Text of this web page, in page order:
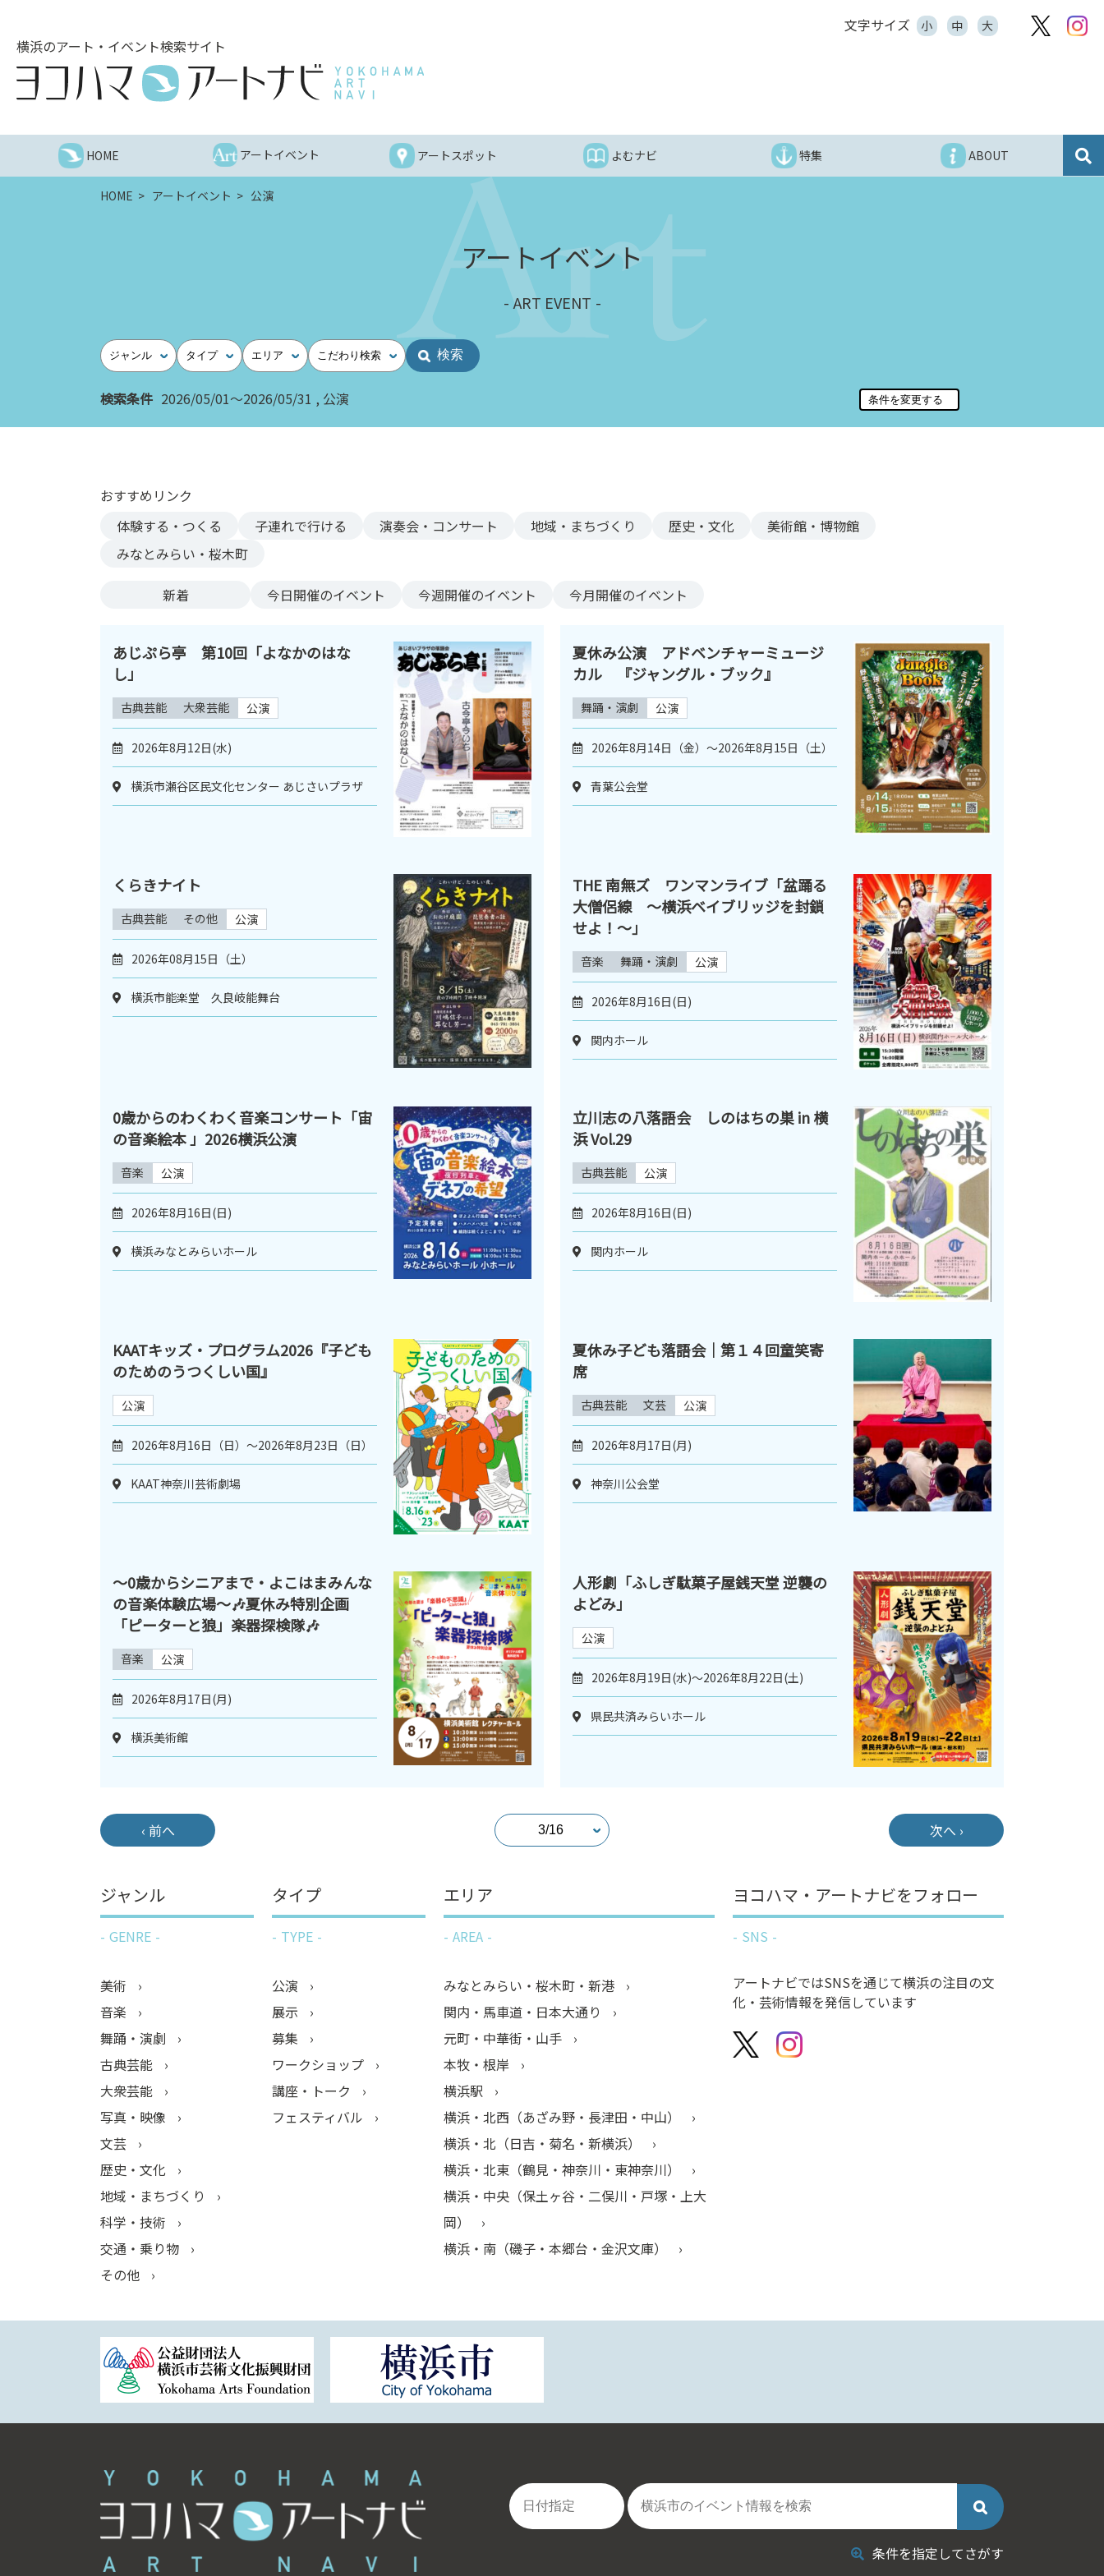
へ
文字サイズ 小 中 大
横浜のアート・イベント検索サイト
HOME アートイベント アートスポット よむナビ 特集 ABOUT
HOME アートイベント 公演
アートイベント
ART EVENT
ジャンル タイプ エリア こだわり検索
検索条件 2026/05/01～2026/05/31 公演
おすすめリンク
体験する・つくる
子連れで行ける 演奏会・コンサート 地域・まちづくり 歴史・文化
美術館・博物館
みなとみらい・桜木町
新着 今日開催のイベント 今週開催のイベント 今月開催のイベント
あじぷら亭 第10回「よなかのはな
し」
古典芸能 大衆芸能 公演
2026年8月12日(水)
横浜市瀬谷区民文化センター あじさいプラザ
夏休み公演 アドベンチャーミュージ
カル 『ジャングル・ブック』
舞踊・演劇 公演
2026年8月14日（金）～2026年8月15日（土）
青葉公会堂
くらきナイト
古典芸能 その他 公演
2026年08月15日（土）
横浜市能楽堂 久良岐能舞台
THE 南無ズ ワンマンライブ「盆踊る
大僧侶線 ～横浜ベイブリッジを封鎖
せよ！～｣
音楽 舞踊・演劇 公演
2026年8月16日(日)
関内ホール
0歳からのわくわく音楽コンサート「宙
の音楽絵本 」2026横浜公演
音楽 公演
2026年8月16日(日)
横浜みなとみらいホール
立川志の八落語会 しのはちの巣 in 横
浜 Vol.29
古典芸能 公演
2026年8月16日(日)
関内ホール
KAATキッズ・プログラム2026『子ども
のためのうつくしい国』
公演
2026年8月16日（日）～2026年8月23日（日）
KAAT神奈川芸術劇場
夏休み子ども落語会｜第１４回童笑寄
席
古典芸能 文芸 公演
2026年8月17日(月)
神奈川公会堂
〜0歳からシニアまで・よこはまみんな
の音楽体験広場〜🎶夏休み特別企画
「ピーターと狼」楽器探検隊🎶
音楽 公演
2026年8月17日(月)
横浜美術館
人形劇「ふしぎ駄菓子屋銭天堂 逆襲の
よどみ」
公演
2026年8月19日(水)～2026年8月22日(土)
県民共済みらいホール
‹ 前へ 次へ ›
ジャンル
GENRE
美術
音楽
舞踊・演劇
古典芸能
大衆芸能
写真・映像
文芸
歴史・文化
地域・まちづくり
科学・技術
交通・乗り物
その他
タイプ
TYPE
公演
展示
募集
ワークショップ
講座・トーク
フェスティバル
エリア
AREA
みなとみらい・桜木町・新港
関内・馬車道・日本大通り
元町・中華街・山手
本牧・根岸
横浜駅
横浜・北西（あざみ野・長津田・中山）
横浜・北（日吉・菊名・新横浜）
横浜・北東（鶴見・神奈川・東神奈川）
横浜・中央（保土ヶ谷・二俣川・戸塚・上大
岡）
横浜・南（磯子・本郷台・金沢文庫）
ヨコハマ・アートナビをフォロー
SNS
アートナビではSNSを通じて横浜の注目の文
化・芸術情報を発信しています
条件を指定してさがす